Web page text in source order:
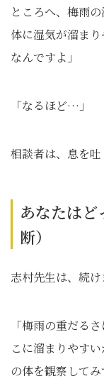
ところへ、梅雨
体に湿気が溜ま
なんですよ」
「なるほど…」
相談者は、息を吐
あなたは
断）
志村先生は、続け
「梅雨の重だる
こに溜まりやす
の体を観察してみ